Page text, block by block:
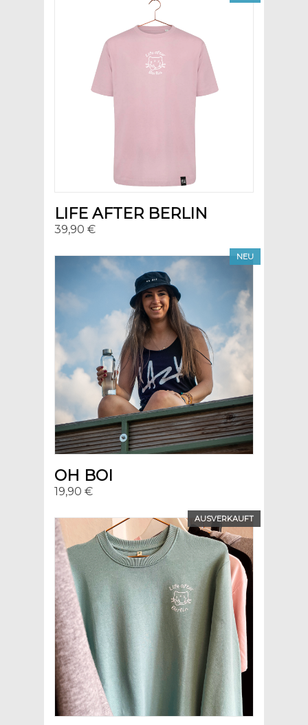
LIFE AFTER BERLIN
39,90 €
NEU
OH BOI
19,90 €
AUSVERKAUFT